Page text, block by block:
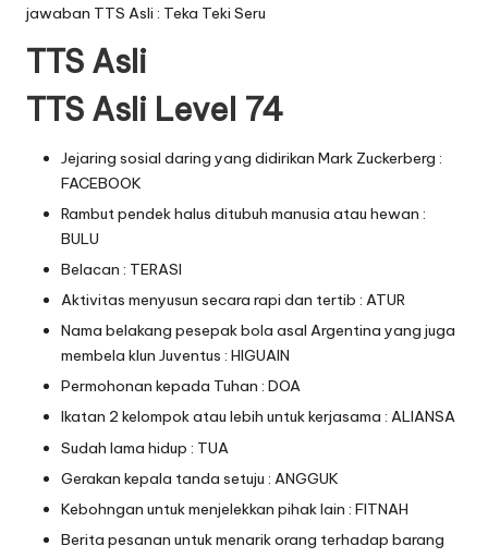
jawaban TTS Asli : Teka Teki Seru
TTS Asli
TTS Asli Level 74
Jejaring sosial daring yang didirikan Mark Zuckerberg :
FACEBOOK
Rambut pendek halus ditubuh manusia atau hewan :
BULU
Belacan : TERASI
Aktivitas menyusun secara rapi dan tertib : ATUR
Nama belakang pesepak bola asal Argentina yang juga
membela klun Juventus : HIGUAIN
Permohonan kepada Tuhan : DOA
Ikatan 2 kelompok atau lebih untuk kerjasama : ALIANSA
Sudah lama hidup : TUA
Gerakan kepala tanda setuju : ANGGUK
Kebohngan untuk menjelekkan pihak lain : FITNAH
Berita pesanan untuk menarik orang terhadap barang